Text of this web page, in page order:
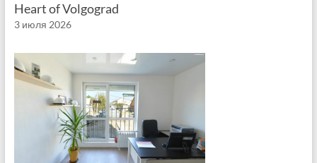
Heart of Volgograd
3 июля 2026